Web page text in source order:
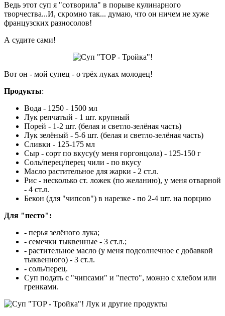
Ведь этот суп я "сотворила" в порыве кулинарного
творчества...И, скромно так... думаю, что он ничем не хуже
французских разносолов!
А судите сами!
Вот он - мой супец - о трёх луках молодец!
Продукты:
Вода - 1250 - 1500 мл
Лук репчатый - 1 шт. крупный
Порей - 1-2 шт. (белая и светло-зелёная часть)
Лук зелёный - 5-6 шт. (белая и светло-зелёная часть)
Сливки - 125-175 мл
Сыр - сорт по вкусу(у меня горгонцола) - 125-150 г
Соль/перец/перец чили - по вкусу
Масло растительное для жарки - 2 ст.л.
Рис - несколько ст. ложек (по желанию), у меня отварной
- 4 ст.л.
Бекон (для "чипсов") в нарезке - по 2-4 шт. на порцию
Для "песто":
- перья зелёного лука;
- семечки тыквенные - 3 ст.л.;
- растительное масло (у меня подсолнечное с добавкой
тыквенного) - 3 ст.л.
- соль/перец.
Суп подать с "чипсами" и "песто", можно с хлебом или
гренками.